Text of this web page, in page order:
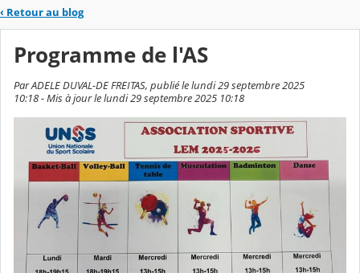
‹ Retour au blog
Programme de l'AS
Par ADELE DUVAL-DE FREITAS, publié le lundi 29 septembre 2025
10:18 - Mis à jour le lundi 29 septembre 2025 10:18